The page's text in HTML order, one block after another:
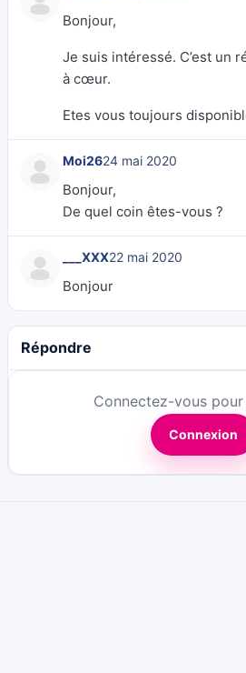
Bonjour,
Je suis intéressé. C’est un
à cœur.
Etes vous toujours
Moi2624 mai 2020
Bonjour,
De quel coin êtes-vous ?
___XXX22 mai 2020
Bonjour
Répondre
Connectez-vous
Connexion